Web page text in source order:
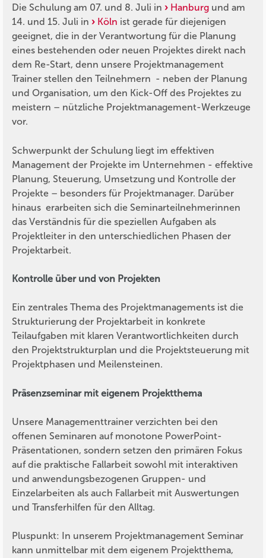
Die Schulung am 07. und 8. Juli in Hanburg und am
14. und 15. Juli in
Köln ist gerade für diejenigen
geeignet, die in der Verantwortung für die Planung
eines bestehenden oder neuen Projektes direkt nach
dem Re-Start, denn unsere Projektmanagement
Trainer stellen den Teilnehmern - neben der Planung
und Organisation, um den Kick-Off des Projektes zu
meistern – nützliche Projektmanagement-Werkzeuge
vor.
Schwerpunkt der Schulung liegt im effektiven
Management der Projekte im Unternehmen - effektive
Planung, Steuerung, Umsetzung und Kontrolle der
Projekte – besonders für Projektmanager. Darüber
hinaus erarbeiten sich die Seminarteilnehmerinnen
das Verständnis für die speziellen Aufgaben als
Projektleiter in den unterschiedlichen Phasen der
Projektarbeit.
Kontrolle über und von Projekten
Ein zentrales Thema des Projektmanagements ist die
Strukturierung der Projektarbeit in konkrete
Teilaufgaben mit klaren Verantwortlichkeiten durch
den Projektstrukturplan und die Projektsteuerung mit
Projektphasen und Meilensteinen.
Präsenzseminar mit eigenem Projektthema
Unsere Managementtrainer verzichten bei den
offenen Seminaren auf monotone PowerPoint-
Präsentationen, sondern setzen den primären Fokus
auf die praktische Fallarbeit sowohl mit interaktiven
und anwendungsbezogenen Gruppen- und
Einzelarbeiten als auch Fallarbeit mit Auswertungen
und Transferhilfen für den Alltag.
Pluspunkt: In unserem Projektmanagement Seminar
kann unmittelbar mit dem eigenem Projektthema,